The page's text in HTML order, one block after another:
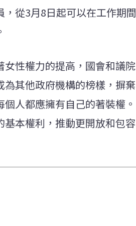
從3月8日起可以在工作期間
性權力的提高，國會和議院
其他政府機構的榜樣，摒棄
人都應擁有自己的著裝權。
本權利，推動更開放和包容